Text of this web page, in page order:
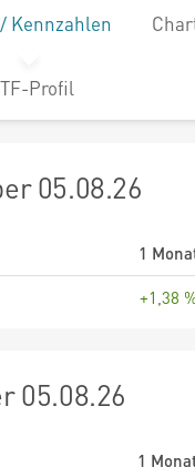
Kennzahlen
Profil
05.08.26
1
+1,38
05.08.26
1